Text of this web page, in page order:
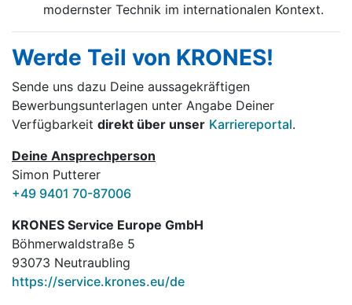
modernster Technik im internationalen Kontext.
Werde Teil von KRONES!
Sende uns dazu Deine aussage­kräftigen
Bewerbungsunterlagen unter Angabe Deiner
Verfügbarkeit direkt über unser Karriereportal.
Deine Ansprechperson
Simon Putterer
+49 9401 70-87006
KRONES Service Europe GmbH
Böhmerwaldstraße 5
93073 Neutraubling
https://service.krones.eu/de